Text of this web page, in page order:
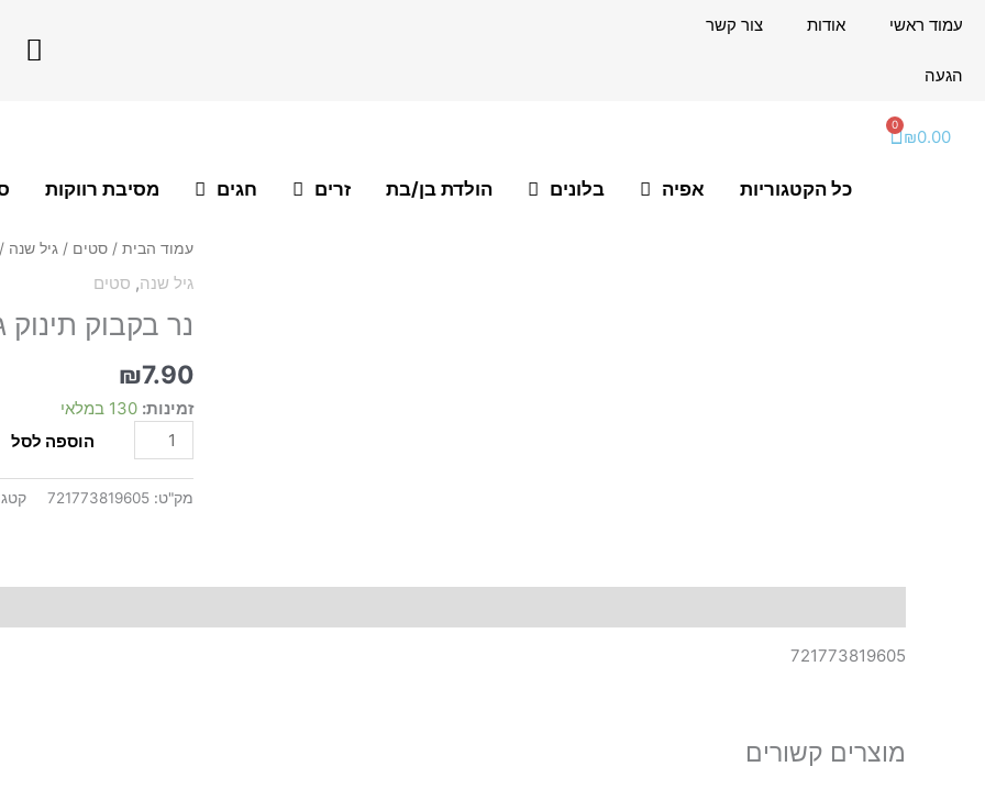
לתוכןעמוד ראשי אודות צור קשר
הגעה
F
a
k
₪0.00
0
עגלת
כל הקטגוריות אפיה בלונים הולדת בן/בת זרים חגים מסיבת רווקות
עמוד הבית / סטים / גיל שנה
גיל שנה, סטים
נר בקבוק תינוק
₪7.90
זמינות: 130 במלאי
כמות
של
נר
בקבוק
גיל
ורוד
הוספה לסל
מק"ט: 721773819605
721773819605
מוצרים קשורים